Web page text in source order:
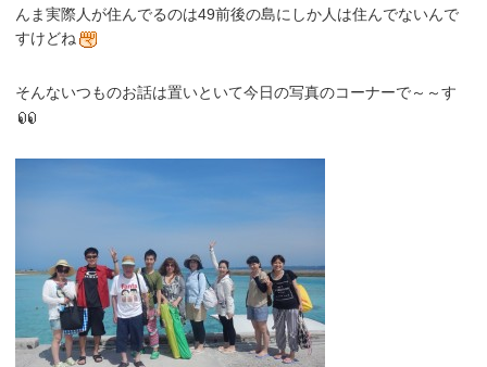
んま実際人が住んでるのは49前後の島にしか人は住んでないんで
すけどね
そんないつものお話は置いといて今日の写真のコーナーで～～す